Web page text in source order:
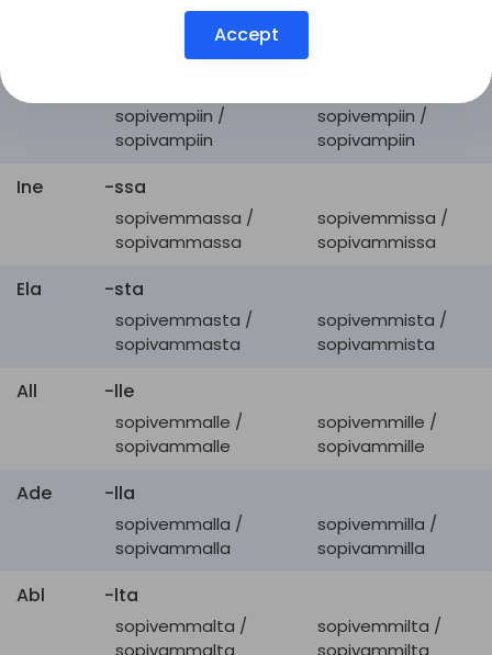
sopiva
sopivemman /
sopivamman
sopivempiin /
sopivampiin
sopivempiin /
sopivampiin
Ine -ssa
sopivemmassa /
sopivammassa
sopivemmissa /
sopivammissa
Ela -sta
sopivemmasta /
sopivammasta
sopivemmista /
sopivammista
All -lle
sopivemmalle /
sopivammalle
sopivemmille /
sopivammille
Ade -lla
sopivemmalla /
sopivammalla
sopivemmilla /
sopivammilla
Abl -lta
sopivemmalta /
sopivammalta
sopivemmilta /
sopivammilta
Accept